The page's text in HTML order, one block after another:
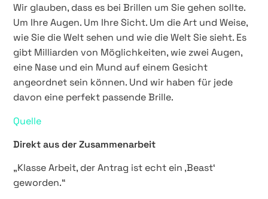
Wir glauben, dass es bei Brillen um Sie gehen sollte.
Um Ihre Augen. Um Ihre Sicht. Um die Art und Weise,
wie Sie die Welt sehen und wie die Welt Sie sieht. Es
gibt Milliarden von Möglichkeiten, wie zwei Augen,
eine Nase und ein Mund auf einem Gesicht
angeordnet sein können. Und wir haben für jede
davon eine perfekt passende Brille.
Quelle
Direkt aus der Zusammenarbeit
„Klasse Arbeit, der Antrag ist echt ein ,Beast‘
geworden.“​